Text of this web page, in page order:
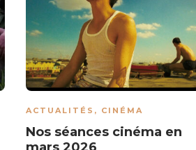
ACTUALITÉS , CINÉMA
Nos séances cinéma en